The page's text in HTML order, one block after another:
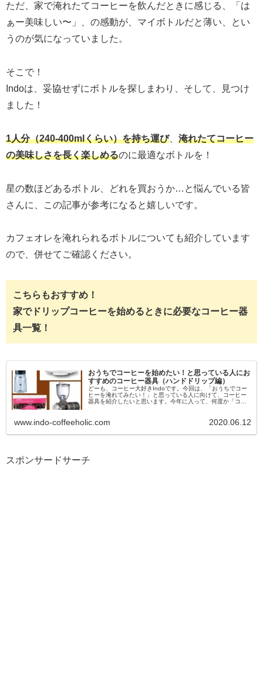
ただ、家で淹れたてコーヒーを飲んだときに感じる、「は
ぁー美味しい〜」、の感動が、マイボトルだと薄い、とい
うのが気になっていました。
そこで！
Indoは、妥協せずにボトルを探しまわり、そして、見つけ
ました！
1人分（240-400mlくらい）を持ち運び、 淹れたてコーヒー
の美味しさを長く楽しめるのに最適なボトルを！
星の数ほどあるボトル、どれを買おうか…と悩んでいる皆
さんに、この記事が参考になると嬉しいです。
カフェオレを淹れられるボトルについても紹介しています
ので、併せてご確認ください。
こちらもおすすめ！
家でドリップコーヒーを始めるときに必要なコーヒー器
具一覧！
おうちでコーヒーを始めたい！と思っている人にお
すすめのコーヒー器具（ハンドドリップ編）
どーも、コーヒー大好きIndoです。今回は、「おうちでコー
ヒーを淹れてみたい！」と思っている人に向けて、コーヒー
器具を紹介したいと思います。今年に入って、何度か「コー
www.indo-coffeeholic.com 2020.06.12
スポンサードサーチ